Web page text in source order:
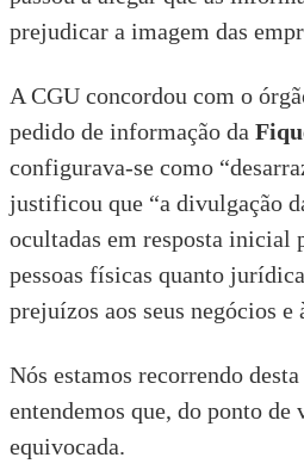
prejudicar a imagem das
A CGU concordou com o
pedido de informação da
configurava-se como
justificou que “a divulgação
ocultadas em resposta inicial
pessoas físicas quanto
prejuízos aos seus negócios e
Nós estamos recorrendo
entendemos que, do ponto
equivocada.